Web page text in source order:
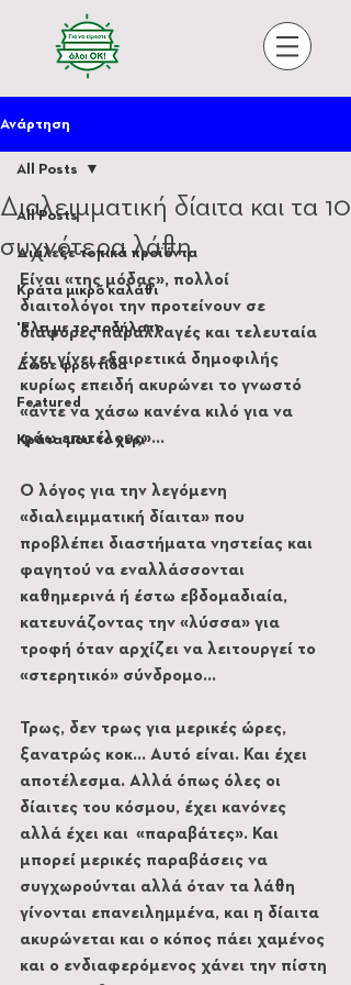
Ανάρτηση
All Posts
Διάλεξε τοπικά προϊόντα
Κράτα μικρό καλάθι
'Ελα με το ποδήλατο
Δώσε φροντίδα
Featured
Κράτα μου το χέρι
All Posts
Διαλειμματική δίαιτα και τα 10
συχνότερα λάθη
Είναι «της μόδας», πολλοί
διαιτολόγοι την προτείνουν σε
διάφορες παραλλαγές και τελευταία
έχει γίνει εξαιρετικά δημοφιλής
κυρίως επειδή ακυρώνει το γνωστό
«άντε να χάσω κανένα κιλό για να
φάω επιτέλους»…
Ο λόγος για την λεγόμενη
«διαλειμματική δίαιτα» που
προβλέπει διαστήματα νηστείας και
φαγητού να εναλλάσσονται
καθημερινά ή έστω εβδομαδιαία,
κατευνάζοντας την «λύσσα» για
τροφή όταν αρχίζει να λειτουργεί το
«στερητικό» σύνδρομο…
Τρως, δεν τρως για μερικές ώρες,
ξανατρώς κοκ… Αυτό είναι. Και έχει
αποτέλεσμα. Αλλά όπως όλες οι
δίαιτες του κόσμου, έχει κανόνες
αλλά έχει και  «παραβάτες». Και
μπορεί μερικές παραβάσεις να
συγχωρούνται αλλά όταν τα λάθη
γίνονται επανειλημμένα, και η δίαιτα
ακυρώνεται και ο κόπος πάει χαμένος
και ο ενδιαφερόμενος χάνει την πίστη